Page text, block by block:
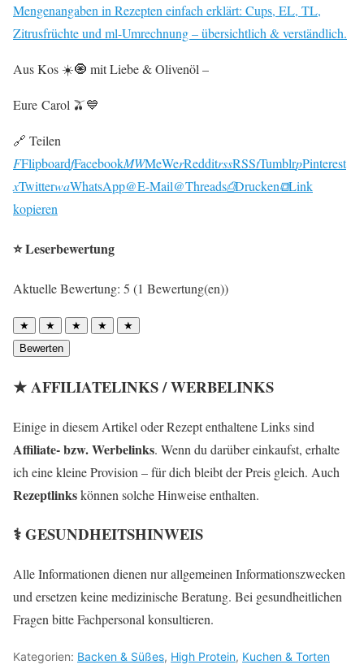
Mengenangaben in Rezepten einfach erklärt: Cups, EL, TL,
Zitrusfrüchte und ml-Umrechnung – übersichtlich & verständlich.
Aus Kos ☀️🧿 mit Liebe & Olivenöl –
Eure Carol 🫒💙
🔗 Teilen
FFlipboardfFacebookMWMeWerRedditrssRSStTumblrpPinterest
xTwitterwaWhatsApp@E-Mail@Threads⎙Drucken⧉Link
kopieren
⭐ Leserbewertung
Aktuelle Bewertung: 5 (1 Bewertung(en))
★ ★ ★ ★
★
Bewerten
★ AFFILIATELINKS / WERBELINKS
Einige in diesem Artikel oder Rezept enthaltene Links sind
Affiliate- bzw. Werbelinks. Wenn du darüber einkaufst, erhalte
ich eine kleine Provision – für dich bleibt der Preis gleich. Auch
Rezeptlinkskönnen solche Hinweise enthalten.
⚕️ GESUNDHEITSHINWEIS
Alle Informationen dienen nur allgemeinen Informationszwecken
und ersetzen keine medizinische Beratung. Bei gesundheitlichen
Fragen bitte Fachpersonal konsultieren.
Kategorien: Backen & Süßes, High Protein, Kuchen & Torten